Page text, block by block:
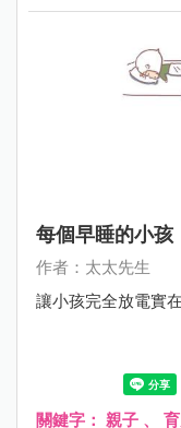
每個早睡的小孩
作者：太太先生
讓小孩完全放電實
關鍵字： 親子 、